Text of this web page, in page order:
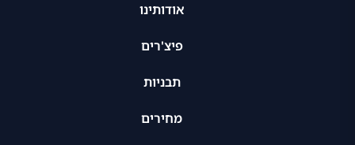
אודותינו
פיצ'רים
תבניות
מחירים